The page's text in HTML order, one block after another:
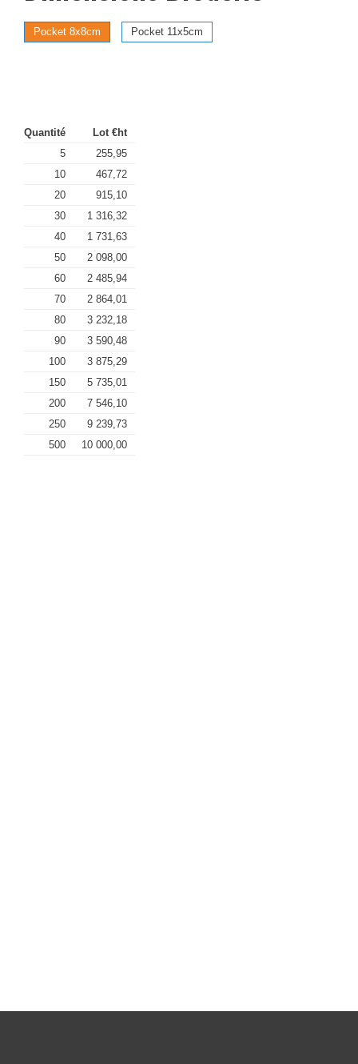
Pocket 8x8cm Pocket 11x5cm
Quantité
Lot €ht
5
255,95
10
467,72
20
915,10
30
1 316,32
40
1 731,63
50
2 098,00
60
2 485,94
70
2 864,01
80
3 232,18
90
3 590,48
100
3 875,29
150
5 735,01
200
7 546,10
250
9 239,73
500
10 000,00